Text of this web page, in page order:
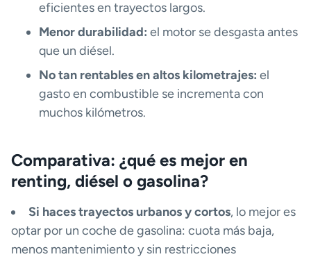
eficientes en trayectos largos.
Menor durabilidad: el motor se desgasta antes
que un diésel.
No tan rentables en altos kilometrajes: el
gasto en combustible se incrementa con
muchos kilómetros.
Comparativa: ¿qué es mejor en
renting, diésel o gasolina?
Si haces trayectos urbanos y cortos, lo mejor es
optar por un coche de gasolina: cuota más baja,
menos mantenimiento y sin restricciones